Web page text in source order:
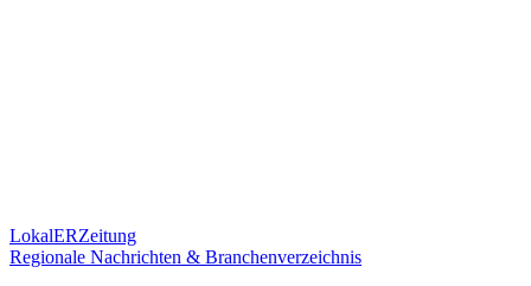
LokalERZeitung
Regionale Nachrichten & Branchenverzeichnis